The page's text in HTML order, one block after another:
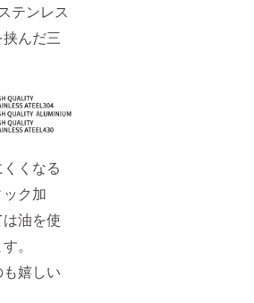
テンレス
んだ三
くなる
ク加
油を使
。
嬉しい